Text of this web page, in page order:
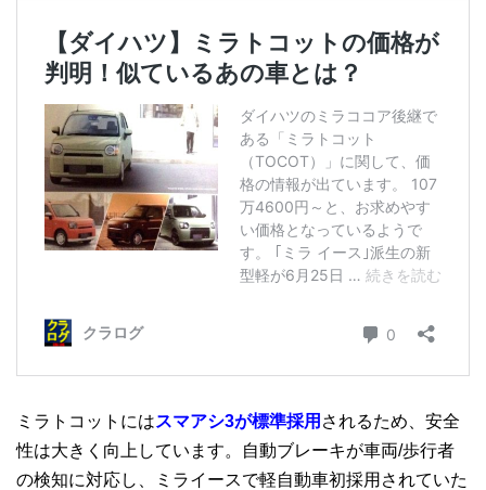
ミラトコットにはスマアシ3が標準採用 されるため、安全
性は大きく向上しています。自動ブレーキが車両/歩行者
の検知に対応し、ミライースで軽自動車初採用されていた